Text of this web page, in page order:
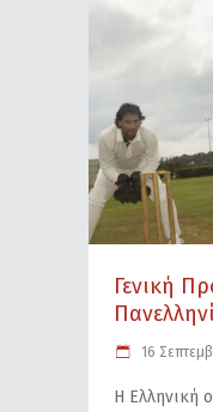
Γενική
16
Η Ελληνική